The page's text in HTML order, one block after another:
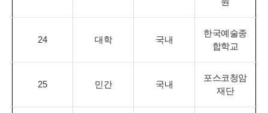
24 대학 국내
한국예술종
합학교
25 민간 국내
포스코청암
재단